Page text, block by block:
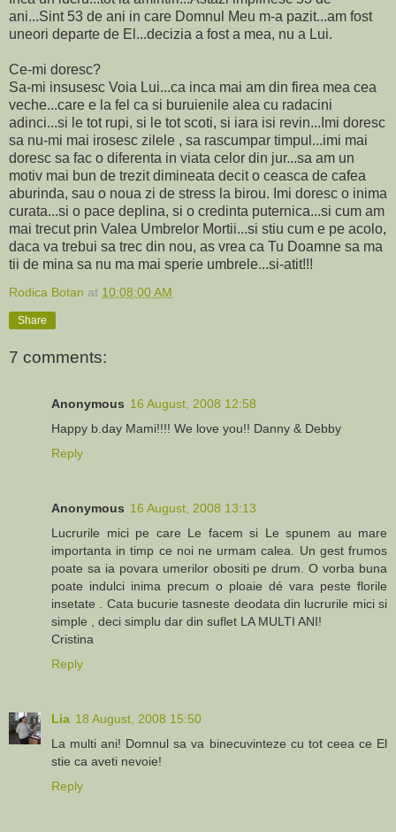
ani...Sint 53 de ani in care Domnul Meu m-a pazit...am fost
uneori departe de El...decizia a fost a mea, nu a Lui.
Ce-mi doresc?
Sa-mi insusesc Voia Lui...ca inca mai am din firea mea cea
veche...care e la fel ca si buruienile alea cu radacini
adinci...si le tot rupi, si le tot scoti, si iara isi revin...Imi doresc
sa nu-mi mai irosesc zilele , sa rascumpar timpul...imi mai
doresc sa fac o diferenta in viata celor din jur...sa am un
motiv mai bun de trezit dimineata decit o ceasca de cafea
aburinda, sau o noua zi de stress la birou. Imi doresc o inima
curata...si o pace deplina, si o credinta puternica...si cum am
mai trecut prin Valea Umbrelor Mortii...si stiu cum e pe acolo,
daca va trebui sa trec din nou, as vrea ca Tu Doamne sa ma
tii de mina sa nu ma mai sperie umbrele...si-atit!!!
Rodica Botan at 10:08:00 AM
Share
7 comments:
Anonymous 16 August, 2008 12:58
Happy b.day Mami!!!! We love you!! Danny & Debby
Reply
Anonymous 16 August, 2008 13:13
Lucrurile mici pe care Le facem si Le spunem au mare
importanta in timp ce noi ne urmam calea. Un gest frumos
poate sa ia povara umerilor obositi pe drum. O vorba buna
poate indulci inima precum o ploaie dé vara peste florile
insetate . Cata bucurie tasneste deodata din lucrurile mici si
simple , deci simplu dar din suflet LA MULTI ANI!
Cristina
Reply
Lia 18 August, 2008 15:50
La multi ani! Domnul sa va binecuvinteze cu tot ceea ce El
stie ca aveti nevoie!
Reply